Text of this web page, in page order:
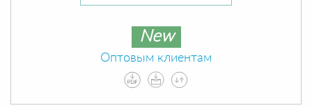
New
Оптовым клиентам